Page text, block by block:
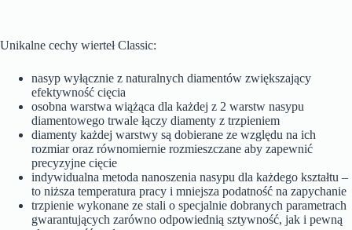
Unikalne cechy wierteł Classic:
nasyp wyłącznie z naturalnych diamentów zwiększający
efektywność cięcia
osobna warstwa wiążąca dla każdej z 2 warstw nasypu
diamentowego trwale łączy diamenty z trzpieniem
diamenty każdej warstwy są dobierane ze względu na ich
rozmiar oraz równomiernie rozmieszczane aby zapewnić
precyzyjne cięcie
indywidualna metoda nanoszenia nasypu dla każdego kształtu –
to niższa temperatura pracy i mniejsza podatność na zapychanie
trzpienie wykonane ze stali o specjalnie dobranych parametrach
gwarantujących zarówno odpowiednią sztywność, jak i pewną